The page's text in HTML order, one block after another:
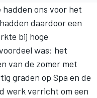
ons voor het
daardoor een
bij hoge
was: het
van de zomer met
graden op Spa en de
werk verricht om een